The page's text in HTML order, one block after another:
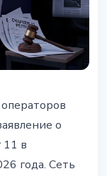
на 71%
о
11 в
года. Сеть